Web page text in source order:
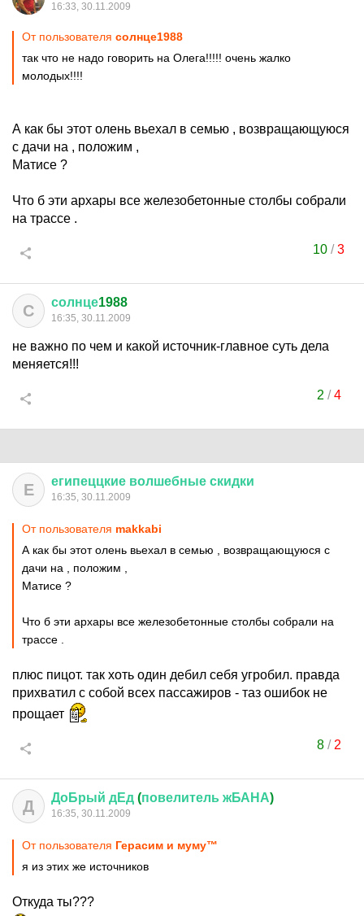
16:33, 30.11.2009
От пользователя солнце1988
так что не надо говорить на Олега!!!!! очень жалко
молодых!!!!
А как бы этот олень вьехал в семью , возвращающуюся
с дачи на , положим ,
Матисе ?
Что б эти архары все железобетонные столбы собрали
на трассе .
10 /3
С солнце1988
16:35, 30.11.2009
не важно по чем и какой источник-главное суть дела
меняется!!!
2 /4
Е египеццкие волшебные скидки
16:35, 30.11.2009
От пользователя makkabi
А как бы этот олень вьехал в семью , возвращающуюся с
дачи на , положим ,
Матисе ?
Что б эти архары все железобетонные столбы собрали на
трассе .
плюс пицот. так хоть один дебил себя угробил. правда
прихватил с собой всех пассажиров - таз ошибок не
прощает
8/ 2
Д ДоБрый дЕд (повелитель жБАНА)
16:35, 30.11.2009
От пользователя Герасим и муму™
я из этих же источников
Откуда ты???